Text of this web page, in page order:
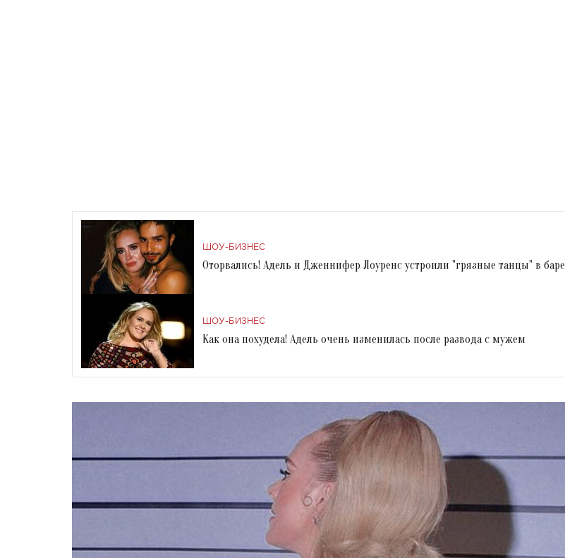
ШОУ-БИЗНЕС
Оторвались! Адель и Дженнифер Лоуренс устроили "грязные танцы" в баре
ШОУ-БИЗНЕС
Как она похудела! Адель очень изменилась после развода с мужем